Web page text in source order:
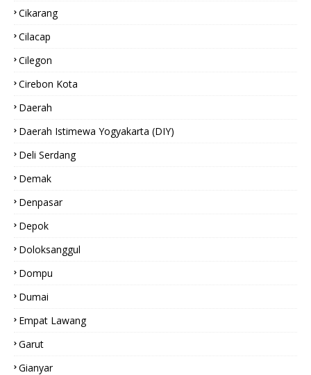
Cikarang
Cilacap
Cilegon
Cirebon Kota
Daerah
Daerah Istimewa Yogyakarta (DIY)
Deli Serdang
Demak
Denpasar
Depok
Doloksanggul
Dompu
Dumai
Empat Lawang
Garut
Gianyar